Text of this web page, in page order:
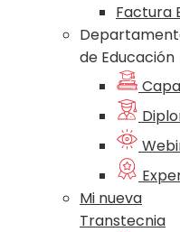
Factura
de Educación
Mi nueva
Transtecnia